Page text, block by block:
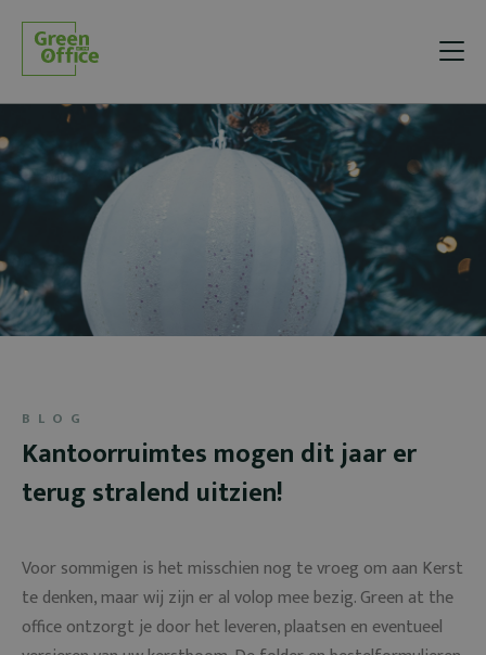
BLOG
Kantoorruimtes mogen dit jaar er
terug stralend uitzien!
Voor sommigen is het misschien nog te vroeg om aan Kerst
te denken, maar wij zijn er al volop mee bezig. Green at the
office ontzorgt je door het leveren, plaatsen en eventueel